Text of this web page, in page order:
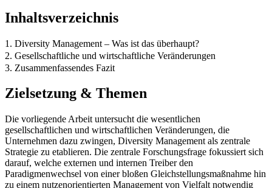
Inhaltsverzeichnis
1. Diversity Management – Was ist das überhaupt?
2. Gesellschaftliche und wirtschaftliche Veränderungen
3. Zusammenfassendes Fazit
Zielsetzung & Themen
Die vorliegende Arbeit untersucht die wesentlichen
gesellschaftlichen und wirtschaftlichen Veränderungen, die
Unternehmen dazu zwingen, Diversity Management als zentrale
Strategie zu etablieren. Die zentrale Forschungsfrage fokussiert sich
darauf, welche externen und internen Treiber den
Paradigmenwechsel von einer bloßen Gleichstellungsmaßnahme hin
zu einem nutzenorientierten Management von Vielfalt notwendig